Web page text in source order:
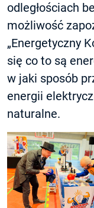
odległościach
możliwość
„Energetyczny
się co to są
w jaki sposób
energii
naturalne.